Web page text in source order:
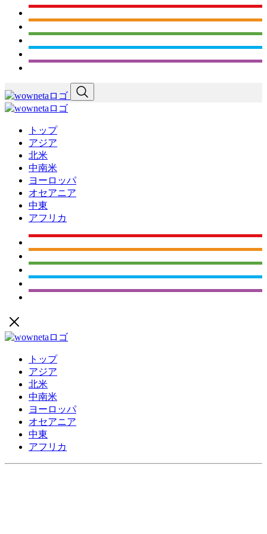
トップ
アジア
北米
中南米
ヨーロッパ
オセアニア
中東
アフリカ
トップ
アジア
北米
中南米
ヨーロッパ
オセアニア
中東
アフリカ